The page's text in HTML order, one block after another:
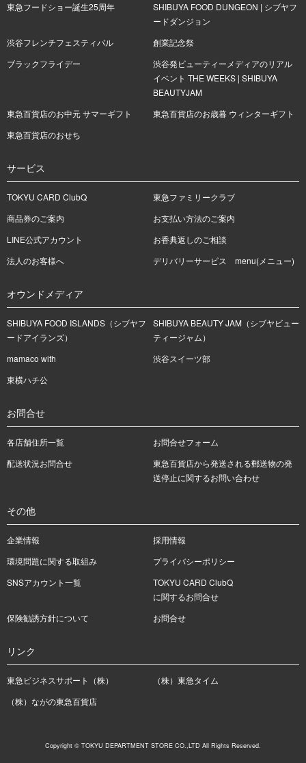
東急フードショー誕生25周年
SHIBUYA FOOD DUNGEON | シブヤフ
ードダンジョン
渋谷フレンチフェスティバル
創業記念祭
ブラックフライデー
渋谷発ビューティーメディアのリアル
イベント THE WEEKS | SHIBUYA
BEAUTYJAM
東急百貨店のお中元 サマーギフト
東急百貨店のお歳暮 ウィンターギフト
東急百貨店のおせち
サービス
TOKYU CARD ClubQ
東急ファミリークラブ
商品券のご案内
お支払い方法のご案内
LINE公式アカウント
お香典返しのご相談
法人のお客様へ
デリバリーサービス menu(メニュー)
オウンドメディア
SHIBUYA FOOD ISLANDS（シブヤフ
ードアイランズ）
SHIBUYA BEAUTY JAM（シブヤビュー
ティージャム）
mamaco with
渋谷スイーツ部
東横ハチ公
お問合せ
各店舗住所一覧
お問合せフォーム
配送状況お問合せ
東急百貨店から発送される郵送物の発
送停止に関するお問い合わせ
その他
企業情報
採用情報
環境問題に関する取組み
プライバシーポリシー
SNSアカウント一覧
TOKYU CARD ClubQ
に関するお問合せ
保険勧誘方針について
お問合せ
リンク
東急ビジネスサポート（株）
（株）東急タイム
（株）ながの東急百貨店
Copyright © TOKYU DEPARTMENT STORE CO.,LTD All Rights Reserved.